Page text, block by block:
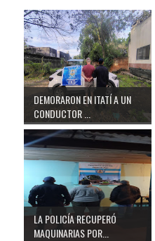
DEMORARON EN ITATÍ A UN
CONDUCTOR ...
LA POLICÍA RECUPERÓ
MAQUINARIAS POR...